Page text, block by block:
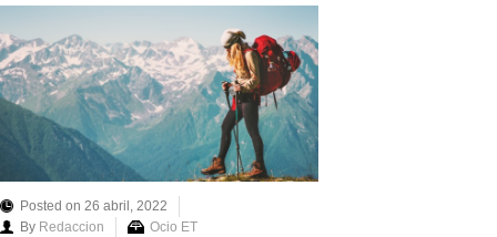
Posted on 26 abril, 2022
By Redaccion Ocio ET